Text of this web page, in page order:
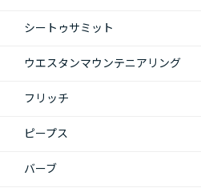
シートゥサミット
ウエスタンマウンテニアリング
フリッチ
ピープス
バーブ